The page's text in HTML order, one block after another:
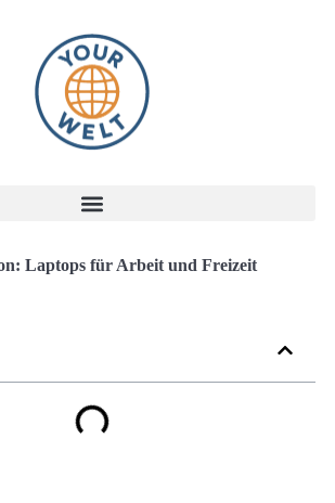
Laptops für Arbeit und Freizeit